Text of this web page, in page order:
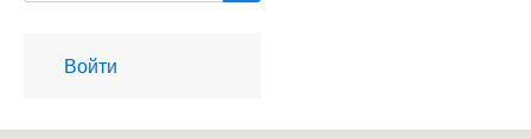
User
account
Войти